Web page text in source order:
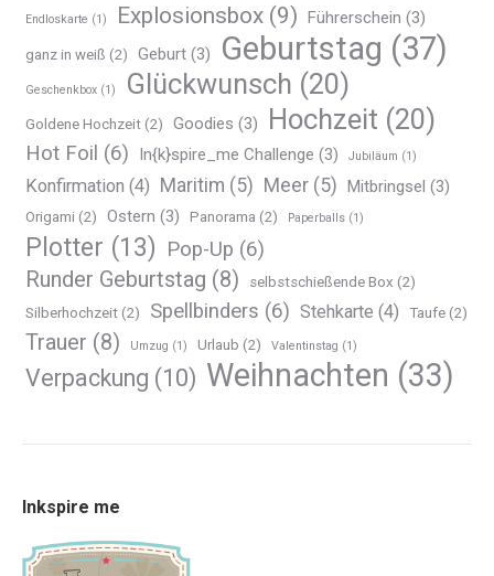
Endloskarte (1) Explosionsbox (9) Führerschein (3)
ganz in weiß (2) Geburt (3) Geburtstag (37)
Geschenkbox (1) Glückwunsch (20)
Goldene Hochzeit (2) Goodies (3) Hochzeit (20)
Hot Foil (6) In{k}spire_me Challenge (3) Jubiläum (1)
Konfirmation (4) Maritim (5) Meer (5) Mitbringsel (3)
Origami (2) Ostern (3) Panorama (2) Paperballs (1)
Plotter (13) Pop-Up (6)
Runder Geburtstag (8) selbstschießende Box (2)
Silberhochzeit (2) Spellbinders (6) Stehkarte (4) Taufe (2)
Trauer (8) Umzug (1) Urlaub (2) Valentinstag (1)
Verpackung (10) Weihnachten (33)
Inkspire me